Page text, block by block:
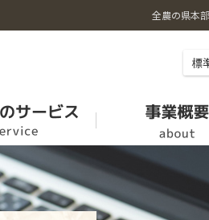
全農の県本部
標
お肉
愛情館
【休止中】労
クミアイプロパ
組織・機構